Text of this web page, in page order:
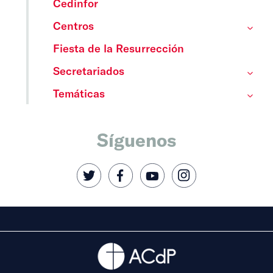
Cedinfor
Centros
Fiesta de la Resurrección
Secretariados
Temáticas
Síguenos